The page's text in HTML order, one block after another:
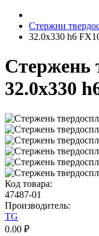
Cтержни
32.0х330 h6
Стержень
32.0х330
Код товара:
47487-01
Производитель:
TG
0.00 ₽